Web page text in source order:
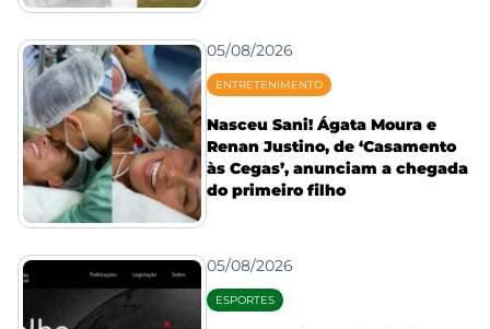
05/08/2026
ENTRETENIMENTO
Nasceu Sani! Ágata Moura e
Renan Justino, de ‘Casamento
às Cegas’, anunciam a chegada
do primeiro filho
05/08/2026
ESPORTES